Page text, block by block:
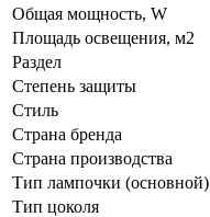
Общая мощность, W
Площадь освещения, м2
Раздел
Степень защиты
Стиль
Страна бренда
Страна производства
Тип лампочки (основной)
Тип цоколя